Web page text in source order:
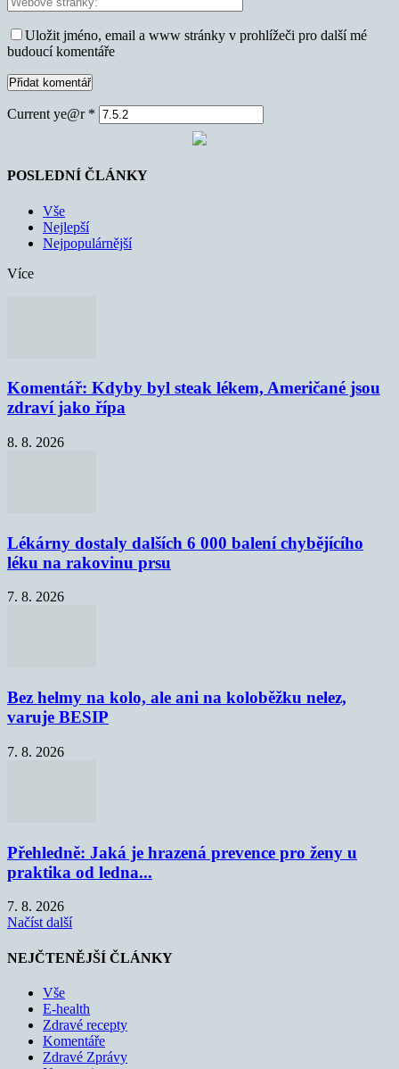
Uložit jméno, email a www stránky v prohlížeči pro další mé
budoucí komentáře
Current ye@r *
POSLEDNÍ ČLÁNKY
Vše
Nejlepší
Nejpopulárnější
Více
Komentář: Kdyby byl steak lékem, Američané jsou
zdraví jako řípa
8. 8. 2026
Lékárny dostaly dalších 6 000 balení chybějícího
léku na rakovinu prsu
7. 8. 2026
Bez helmy na kolo, ale ani na koloběžku nelez,
varuje BESIP
7. 8. 2026
Přehledně: Jaká je hrazená prevence pro ženy u
praktika od ledna...
7. 8. 2026
Načíst další
NEJČTENĚJŠÍ ČLÁNKY
Vše
E-health
Zdravé recepty
Komentáře
Zdravé Zprávy